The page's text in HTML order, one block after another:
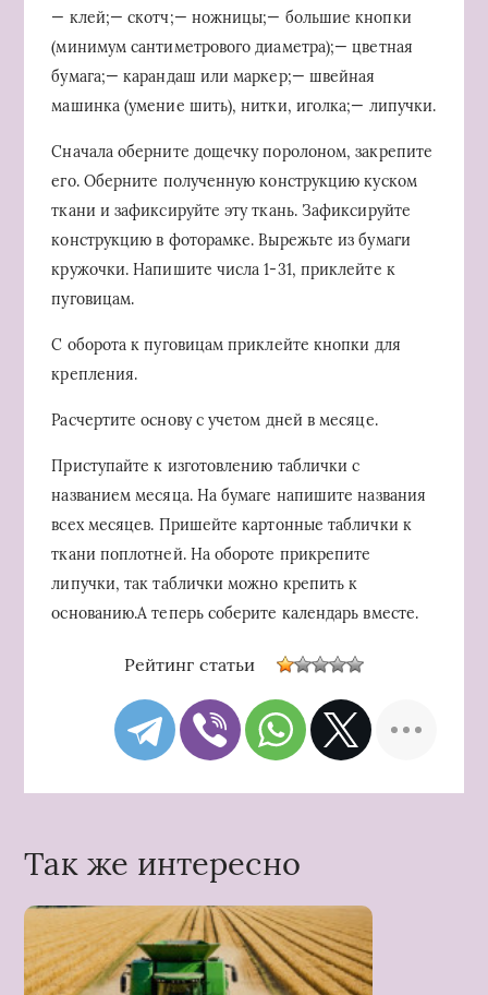
— клей;— скотч;— ножницы;— большие кнопки
(минимум сантиметрового диаметра);— цветная
бумага;— карандаш или маркер;— швейная
машинка (умение шить), нитки, иголка;— липучки.
Сначала оберните дощечку поролоном, закрепите
его. Оберните полученную конструкцию куском
ткани и зафиксируйте эту ткань. Зафиксируйте
конструкцию в фоторамке. Вырежьте из бумаги
кружочки. Напишите числа 1-31, приклейте к
пуговицам.
С оборота к пуговицам приклейте кнопки для
крепления.
Расчертите основу с учетом дней в месяце.
Приступайте к изготовлению таблички с
названием месяца. На бумаге напишите названия
всех месяцев. Пришейте картонные таблички к
ткани поплотней. На обороте прикрепите
липучки, так таблички можно крепить к
основанию.А теперь соберите календарь вместе.
Рейтинг статьи
Так же интересно